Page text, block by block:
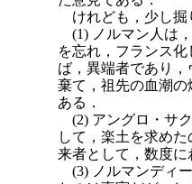
けれども，少し掘
(1) ノルマン人は
を忘れ，フランス
ば，異端者であり
棄て，祖先の血潮
ある．
(2) アングロ・サ
して，楽土を求め
来者として，数度
(3) ノルマンディ